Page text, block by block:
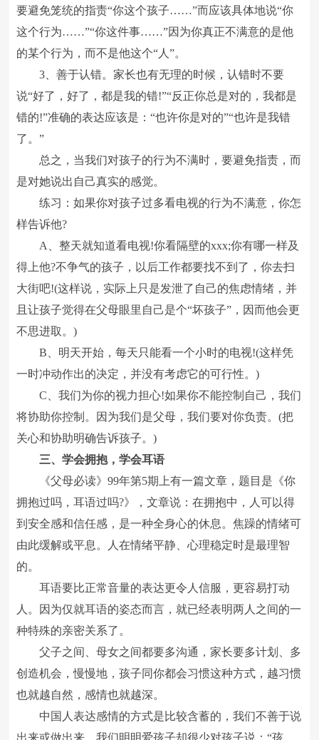
要避免笼统的指责“你这个孩子……”而应该具体地说“你
这个行为……”“你这件事……”因为你真正不满意的是他
的某个行为，而不是他这个“人”。
3、善于认错。家长也有无理的时候，认错时不要
说“好了，好了，都是我的错!”“反正你总是对的，我都是
错的!”准确的表达应该是：“也许你是对的”“也许是我错
了。”
总之，当我们对孩子的行为不满时，要避免指责，而
是对她说出自己真实的感觉。
练习：如果你对孩子过多看电视的行为不满意，你怎
样告诉他?
A、整天就知道看电视!你看隔壁的xxx;你有哪一样及
得上他?不争气的孩子，以后工作都要找不到了，你去扫
大街吧!(这样说，实际上只是发泄了自己的焦虑情绪，并
且让孩子觉得在父母眼里自己是个“坏孩子”，因而他会更
不思进取。)
B、明天开始，每天只能看一个小时的电视!(这样凭
一时冲动作出的决定，并没有考虑它的可行性。)
C、我们为你的视力担心!如果你不能控制自己，我们
将协助你控制。因为我们是父母，我们要对你负责。(把
关心和协助明确告诉孩子。)
三、学会拥抱，学会耳语
《父母必读》99年第5期上有一篇文章，题目是《你
拥抱过吗，耳语过吗?》，文章说：在拥抱中，人可以得
到安全感和信任感，是一种全身心的休息。焦躁的情绪可
由此缓解或平息。人在情绪平静、心理稳定时是最理智
的。
耳语要比正常音量的表达更令人信服，更容易打动
人。因为仅就耳语的姿态而言，就已经表明两人之间的一
种特殊的亲密关系了。
父子之间、母女之间都要多沟通，家长要多计划、多
创造机会，慢慢地，孩子同你都会习惯这种方式，越习惯
也就越自然，感情也就越深。
中国人表达感情的方式是比较含蓄的，我们不善于说
出来或做出来，我们明明爱孩子却很少对孩子说：“孩